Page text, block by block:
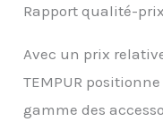
Rapport qualité-prix
Avec un prix
TEMPUR
gamme des